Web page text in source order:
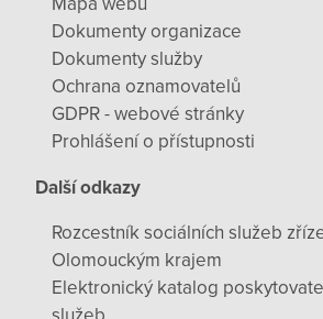
Dokumenty organizace
Dokumenty služby
Ochrana oznamovatelů
GDPR - webové stránky
Prohlášení o přístupnosti
Další odkazy
Rozcestník sociálních služeb
Olomouckým krajem
Elektronický katalog